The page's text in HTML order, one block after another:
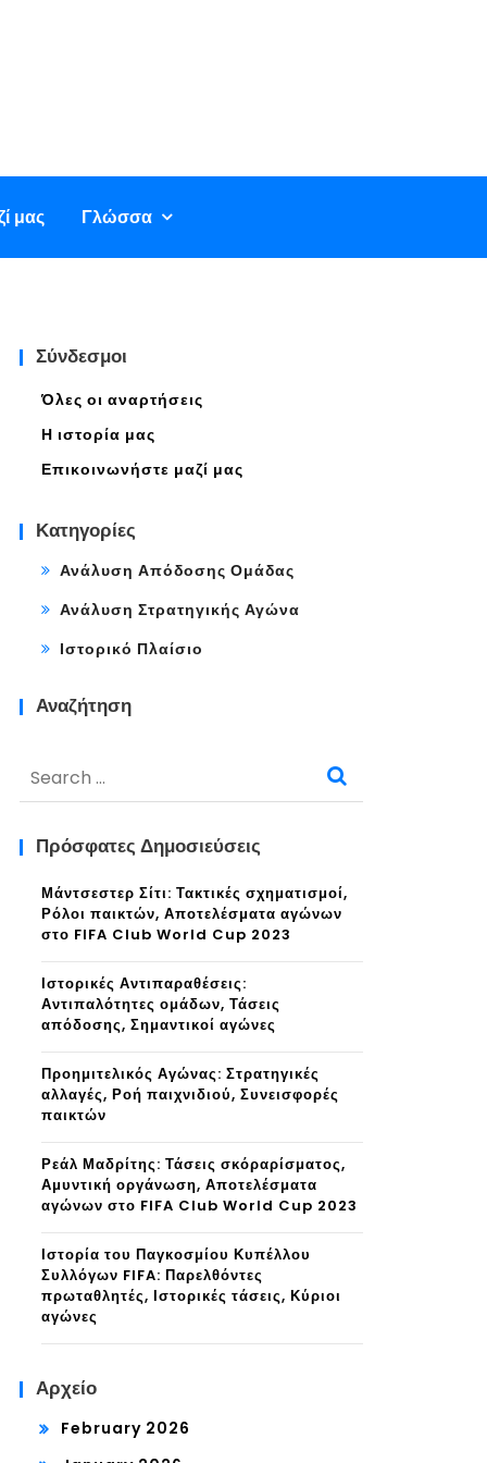
μας Γλώσσα
Σύνδεσμοι
Όλες οι αναρτήσεις
Η ιστορία μας
Επικοινωνήστε μαζί μας
Κατηγορίες
Ανάλυση Απόδοσης Ομάδας
Ανάλυση Στρατηγικής Αγώνα
Ιστορικό Πλαίσιο
Αναζήτηση
for:
Πρόσφατες Δημοσιεύσεις
Μάντσεστερ Σίτι: Τακτικές σχηματισμοί,
Ρόλοι παικτών, Αποτελέσματα αγώνων
στο FIFA Club World Cup 2023
Ιστορικές Αντιπαραθέσεις:
Αντιπαλότητες ομάδων, Τάσεις
απόδοσης, Σημαντικοί αγώνες
Προημιτελικός Αγώνας: Στρατηγικές
αλλαγές, Ροή παιχνιδιού, Συνεισφορές
παικτών
Ρεάλ Μαδρίτης: Τάσεις σκόραρίσματος,
Αμυντική οργάνωση, Αποτελέσματα
αγώνων στο FIFA Club World Cup 2023
Ιστορία του Παγκοσμίου Κυπέλλου
Συλλόγων FIFA: Παρελθόντες
πρωταθλητές, Ιστορικές τάσεις, Κύριοι
αγώνες
Αρχείο
February 2026